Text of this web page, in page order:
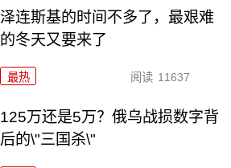
泽连斯基的时间不多了，最艰难
的冬天又要来了
最热 阅读 11637
125万还是5万？俄乌战损数字背
后的\"三国杀\"